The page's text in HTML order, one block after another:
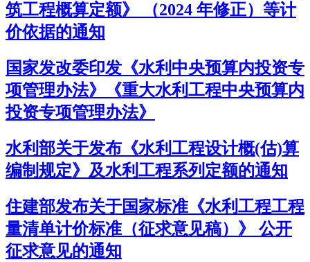
筑工程概算定额》 （2024 年修正）等计
价依据的通知
国家发改委印发《水利中央预算内投资专
项管理办法》《重大水利工程中央预算内
投资专项管理办法》
水利部关于发布《水利工程设计概(估)算
编制规定》及水利工程系列定额的通知
住建部发布关于国家标准《水利工程工程
量清单计价标准（征求意见稿）》 公开
征求意见的通知